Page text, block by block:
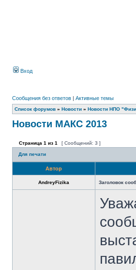
Вход
Сообщения без ответов | Активные темы
Список форумов » Новости » Новости НПО
Новости МАКС 2013
Страница 1 из 1 [ Сообщений: 3 ]
Для печати
Автор
AndreyFizika Заголовок